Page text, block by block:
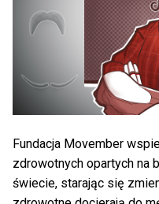
Fundacja Movember
zdrowotnych opartych na
świecie, starając się